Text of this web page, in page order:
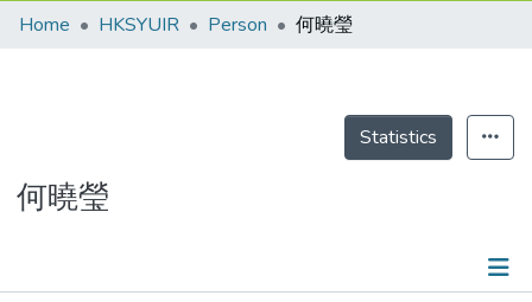
Research Outputs
Theses
Home HKSYUIR Person 何曉瑩
Statistics
何曉瑩